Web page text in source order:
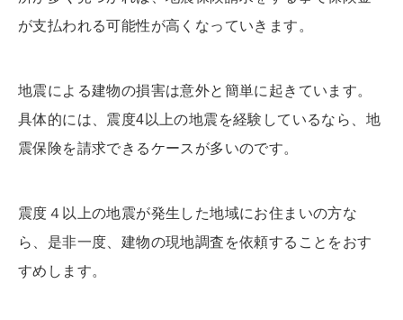
が支払われる可能性が高くなっていきます。
地震による建物の損害は意外と簡単に起きています。
具体的には、震度4以上の地震を経験しているなら、地
震保険を請求できるケースが多いのです。
震度４以上の地震が発生した地域にお住まいの方な
ら、是非一度、建物の現地調査を依頼することをおす
すめします。